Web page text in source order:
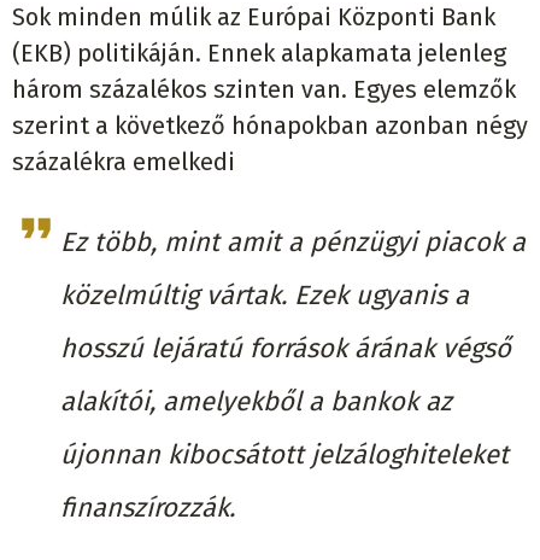
Sok minden múlik az Európai Központi Bank
(EKB) politikáján. Ennek alapkamata jelenleg
három százalékos szinten van. Egyes elemzők
szerint a következő hónapokban azonban négy
százalékra emelkedi
Ez több, mint amit a pénzügyi piacok a
közelmúltig vártak. Ezek ugyanis a
hosszú lejáratú források árának végső
alakítói, amelyekből a bankok az
újonnan kibocsátott jelzáloghiteleket
finanszírozzák.